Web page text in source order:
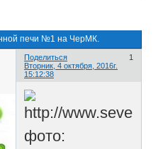
печи №1 на ЧерМК.
Поделиться
1
Вторник, 4 октября, 2016г.
15:12:38
фото: